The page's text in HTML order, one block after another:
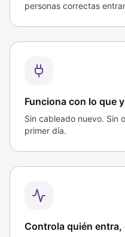
personas correctas
Funciona con lo que
Sin cableado nuevo. Sin
primer día.
Controla quién entra,